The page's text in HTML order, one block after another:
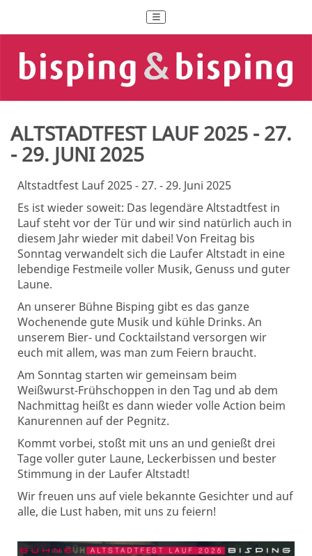
ALTSTADTFEST LAUF 2025 - 27.
- 29. JUNI 2025
Altstadtfest Lauf 2025 -27. - 29. Juni 2025
Es ist wieder soweit: Das legendäre Altstadtfest in
Lauf steht vor der Tür und wir sind natürlich auch in
diesem Jahr wieder mit dabei! Von Freitag bis
Sonntag verwandelt sich die Laufer Altstadt in eine
lebendige Festmeile voller Musik, Genuss und guter
Laune.
An unserer Bühne Bisping gibt es das ganze
Wochenende gute Musik und kühle Drinks. An
unserem Bier- und Cocktailstand versorgen wir
euch mit allem, was man zum Feiern braucht.
Am Sonntag starten wir gemeinsam beim
Weißwurst-Frühschoppen in den Tag und ab dem
Nachmittag heißt es dann wieder volle Action beim
Kanurennen auf der Pegnitz.
Kommt vorbei, stoßt mit uns an und genießt drei
Tage voller guter Laune, Leckerbissen und bester
Stimmung in der Laufer Altstadt!
Wir freuen uns auf viele bekannte Gesichter und auf
alle, die Lust haben, mit uns zu feiern!